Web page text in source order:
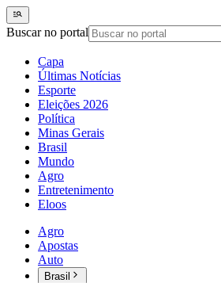
Buscar no portal
Capa
Últimas Notícias
Esporte
Eleições 2026
Política
Minas Gerais
Brasil
Mundo
Agro
Entretenimento
Eloos
Agro
Apostas
Auto
Brasil